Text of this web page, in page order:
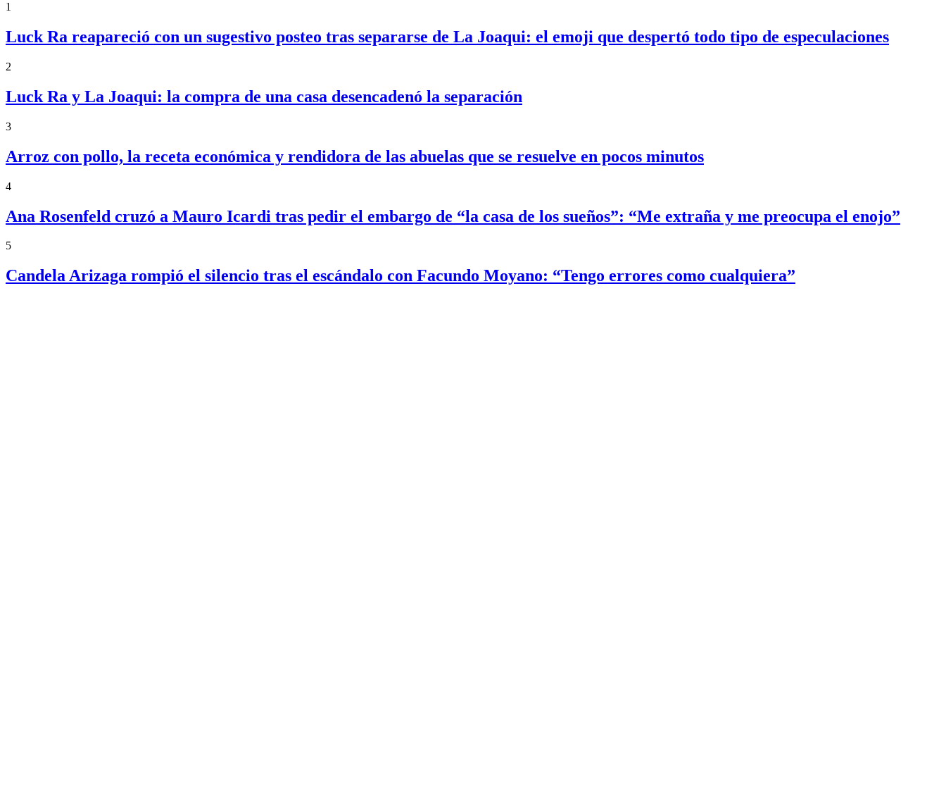
1
Luck Ra reapareció con un sugestivo posteo tras separarse de La Joaqui: el emoji que despertó todo tipo de especulaciones
2
Luck Ra y La Joaqui: la compra de una casa desencadenó la separación
3
Arroz con pollo, la receta económica y rendidora de las abuelas que se resuelve en pocos minutos
4
Ana Rosenfeld cruzó a Mauro Icardi tras pedir el embargo de “la casa de los sueños”: “Me extraña y me preocupa el enojo”
5
Candela Arizaga rompió el silencio tras el escándalo con Facundo Moyano: “Tengo errores como cualquiera”